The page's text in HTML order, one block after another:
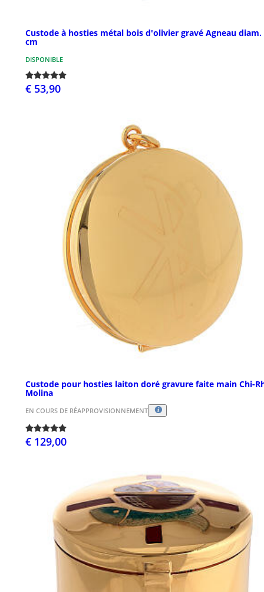
Custode à hosties métal bois d'olivier gravé Agneau diam.
cm
DISPONIBLE
€ 53,90
Custode pour hosties laiton doré gravure faite main Chi-
Molina
EN COURS DE RÉAPPROVISIONNEMENT
€ 129,00